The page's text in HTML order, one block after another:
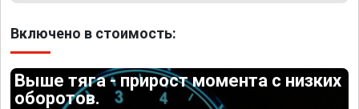
Включено в стоимость:
Выше тяга - прирост момента с низких
оборотов.